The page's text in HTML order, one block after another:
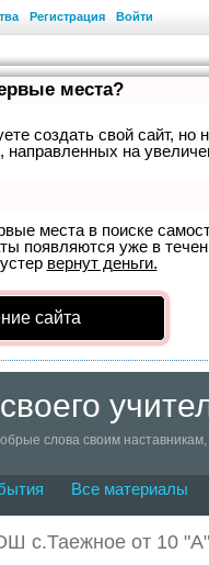
Регистрация Войти
места?
создать свой сайт, но
на
места в поиске
появляются уже в
вернут деньги.
сайта
слова своим
Все материалы
с.Таежное от 10 "А"